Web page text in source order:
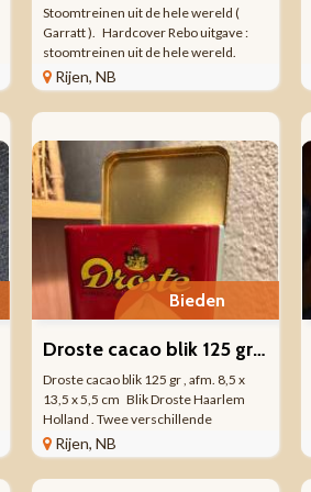
Stoomtreinen uit de hele wereld (
Garratt ). Hardcover Rebo uitgave :
stoomtreinen uit de hele wereld.
Geschreven door Colin Garratt. Aantal
bladzijden : 240 . Formaat : 28 x 31 x 2
cm. Voor de liefhebbers van treinen
Rijen, NB
Bieden
Droste cacao blik 125 gr , afm. 8,5 x 13,5 x 5,5 cm
Droste cacao blik 125 gr , afm. 8,5 x
13,5 x 5,5 cm Blik Droste Haarlem
Holland . Twee verschillende
afbeeldingen op voor en achterkant .
Voorkant : verpleegster met dienblad
met daarop pak met kop en schotel.
Rijen, NB